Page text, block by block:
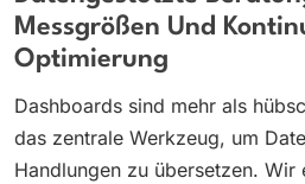
Messgrößen Und
Optimierung
Dashboards sind mehr als
das zentrale Werkzeug, um
Handlungen zu übersetzen.